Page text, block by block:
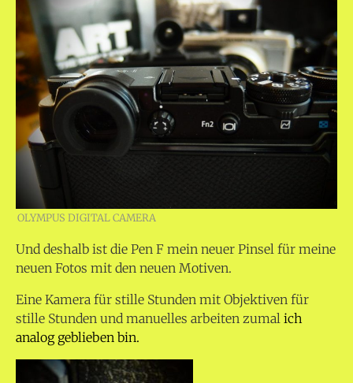
OLYMPUS DIGITAL CAMERA
Und deshalb ist die Pen F mein neuer Pinsel für meine
neuen Fotos mit den neuen Motiven.
Eine Kamera für stille Stunden mit Objektiven für
stille Stunden und manuelles arbeiten zumal ich
analog geblieben bin.